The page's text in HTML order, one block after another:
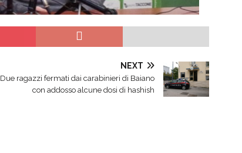
NEXT
Due ragazzi fermati dai carabinieri di Baiano
con addosso alcune dosi di hashish